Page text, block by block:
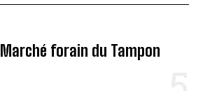
Marché forain du Tampon